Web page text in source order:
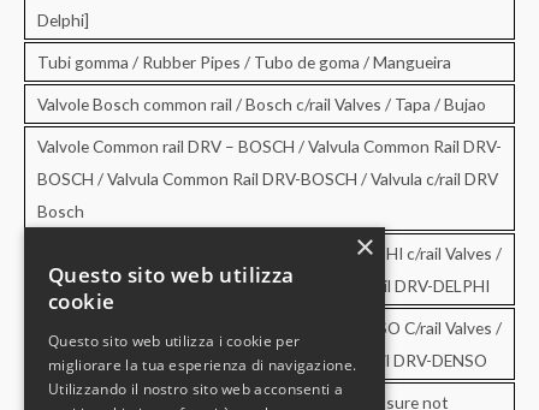
Delphi]
Tubi gomma / Rubber Pipes / Tubo de goma / Mangueira
Valvole Bosch common rail / Bosch c/rail Valves / Tapa / Bujao
Valvole Common rail DRV – BOSCH / Valvula Common Rail DRV-
BOSCH / Valvula Common Rail DRV-BOSCH / Valvula c/rail DRV
Bosch
Valvole Common rail DRV – DELPHI / DRV-DELPHI c/rail Valves /
Valvula Common Rail DRV-DELPHI / Valvula c/rail DRV-DELPHI
Valvole Common rail DRV – DENSO / DRV-DENSO C/rail Valves /
Valvula Common Rail DRV-DENSO / Valvula c/rail DRV-DENSO
Valvole di sovrapressione e di non ritorno / Pressure not
×
Questo sito web utilizza
cookie
Questo sito web utilizza i cookie per
migliorare la tua esperienza di navigazione.
Utilizzando il nostro sito web acconsenti a